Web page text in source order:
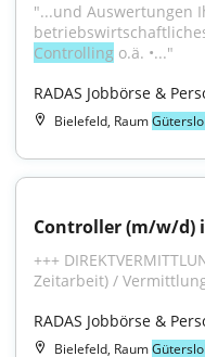
"...und Auswertungen
Controlling o.ä. •..."
RADAS Jobbörse &
Bielefeld, Raum
Controller (m/w/
+++
Zeitarbeit) /
RADAS Jobbörse &
Bielefeld, Raum